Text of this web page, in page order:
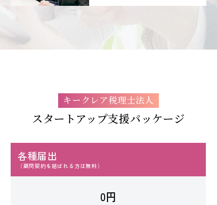
キークレア税理士法人
スタートアップ支援パッケージ
各種届出
（顧問契約を結ばれる方は無料）
0円